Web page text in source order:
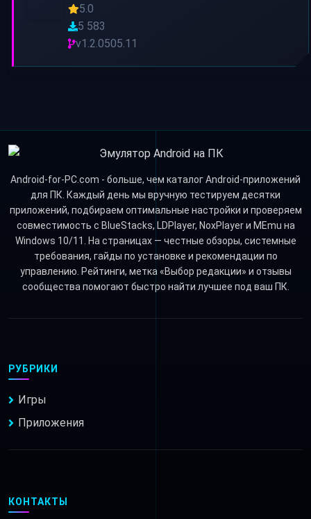
5.0
5 583
v1.2.0505.11
Android-for-PC.com - больше, чем каталог Android-приложений
для ПК. Каждый день мы вручную тестируем десятки
приложений, подбираем оптимальные настройки и проверяем
совместимость с BlueStacks, LDPlayer, NoxPlayer и MEmu на
Windows 10/11. На страницах — честные обзоры, системные
требования, гайды по установке и рекомендации по
управлению. Рейтинги, метка «Выбор редакции» и отзывы
сообщества помогают быстро найти лучшее под ваш ПК.
РУБРИКИ
Игры
Приложения
КОНТАКТЫ